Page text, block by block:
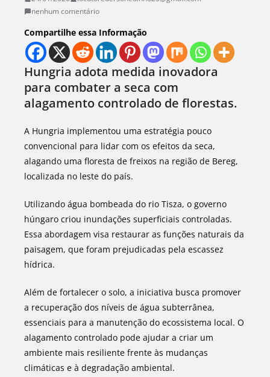
nenhum comentário
Compartilhe essa Informação
Hungria adota medida inovadora
para combater a seca com
alagamento controlado de florestas.
A Hungria implementou uma estratégia pouco
convencional para lidar com os efeitos da seca,
alagando uma floresta de freixos na região de Bereg,
localizada no leste do país.
Utilizando água bombeada do rio Tisza, o governo
húngaro criou inundações superficiais controladas.
Essa abordagem visa restaurar as funções naturais da
paisagem, que foram prejudicadas pela escassez
hídrica.
Além de fortalecer o solo, a iniciativa busca promover
a recuperação dos níveis de água subterrânea,
essenciais para a manutenção do ecossistema local. O
alagamento controlado pode ajudar a criar um
ambiente mais resiliente frente às mudanças
climáticas e à degradação ambiental.